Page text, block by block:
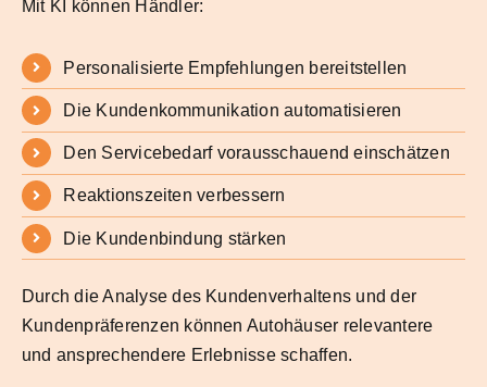
Mit KI können Händler:
Personalisierte Empfehlungen bereitstellen
Die Kundenkommunikation automatisieren
Den Servicebedarf vorausschauend einschätzen
Reaktionszeiten verbessern
Die Kundenbindung stärken
Durch die Analyse des Kundenverhaltens und der
Kundenpräferenzen können Autohäuser relevantere
und ansprechendere Erlebnisse schaffen.